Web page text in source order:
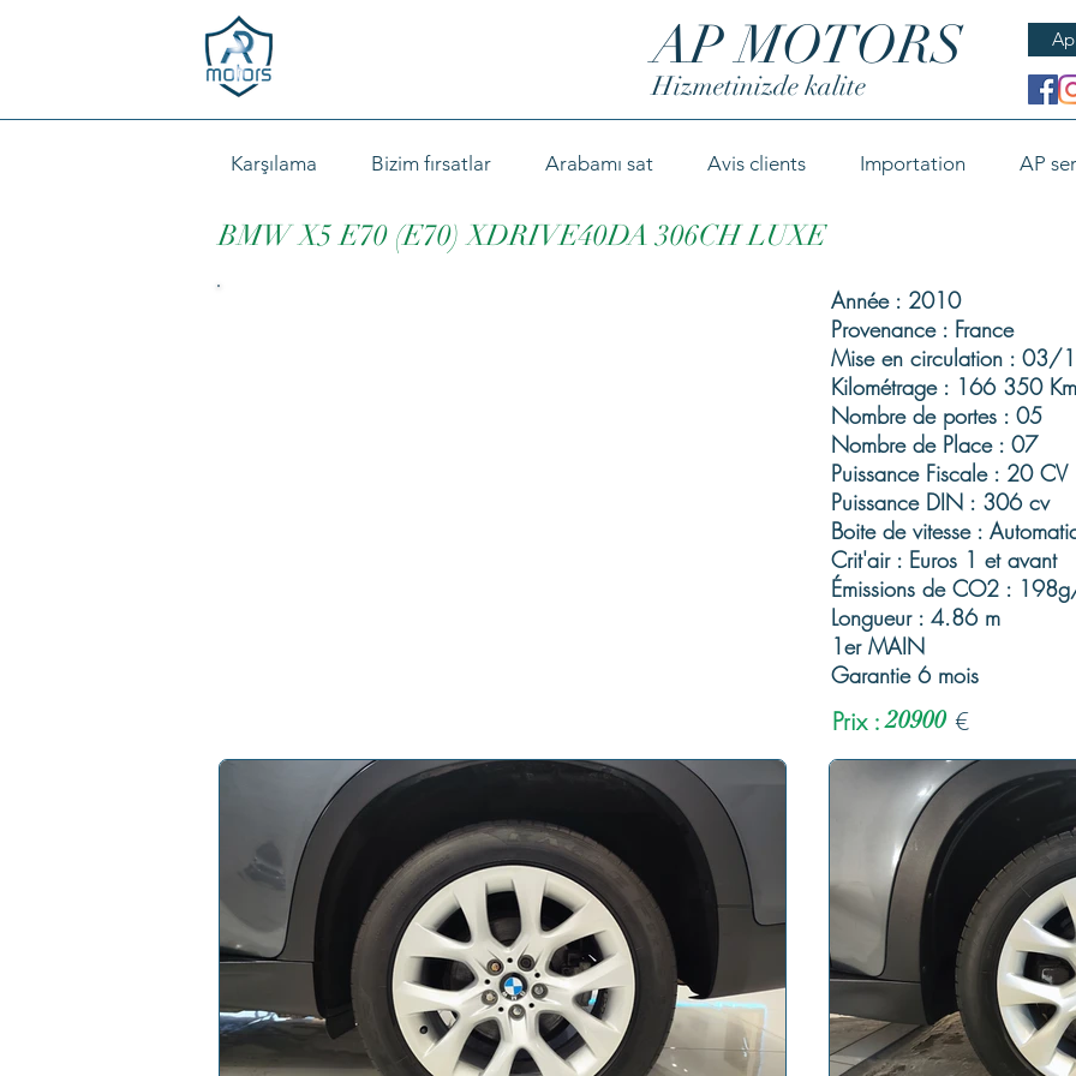
AP MOTORS
Hizmetinizde kalite
Karşılama Bizim fırsatlar Arabamı sat Avis clients Importation AP
BMW X5 E70 (E70) XDRIVE40DA 306CH LUXE
Année : 2010
Provenance : France
Mise en circulation :
Kilométrage : 166 350
Nombre de portes : 05
Nombre de Place : 07
Puissance Fiscale : 20 CV
Puissance DIN : 306 cv
Boite de vitesse :
Crit'air : Euros 1 et avant
Émissions de CO2 :
Longueur : 4.86 m
1er MAIN
Garantie 6 mois
Prix : 20900 €